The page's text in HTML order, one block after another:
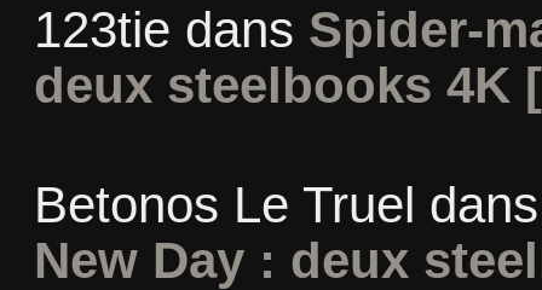
123tie dans Spider-
deux steelbooks 4K
Betonos Le Truel
New Day : deux